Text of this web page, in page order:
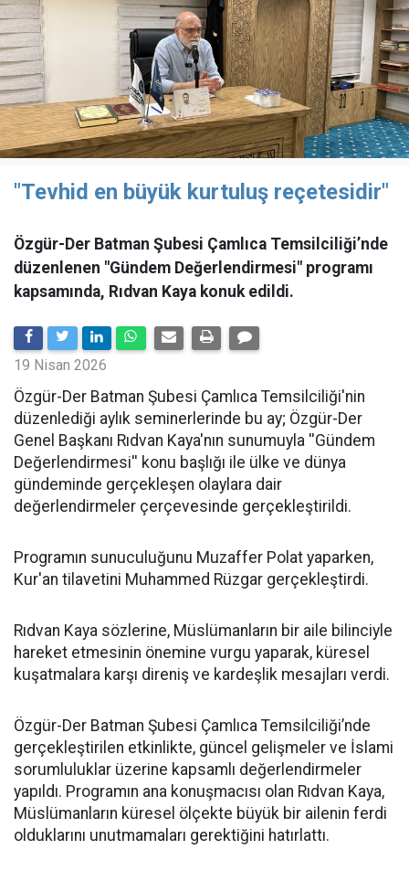
"Tevhid en büyük kurtuluş reçetesidir"
Özgür-Der Batman Şubesi Çamlıca Temsilciliği’nde
düzenlenen "Gündem Değerlendirmesi" programı
kapsamında, Rıdvan Kaya konuk edildi.
19 Nisan 2026
​Özgür-Der Batman Şubesi Çamlıca Temsilciliği'nin
düzenlediği aylık seminerlerinde bu ay; Özgür-Der
Genel Başkanı Rıdvan Kaya'nın sunumuyla ''Gündem
Değerlendirmesi'' konu başlığı ile ülke ve dünya
gündeminde gerçekleşen olaylara dair
değerlendirmeler çerçevesinde gerçekleştirildi.
Programın sunuculuğunu Muzaffer Polat yaparken,
Kur'an tilavetini Muhammed Rüzgar gerçekleştirdi.
Rıdvan Kaya sözlerine, Müslümanların bir aile bilinciyle
hareket etmesinin önemine vurgu yaparak, küresel
kuşatmalara karşı direniş ve kardeşlik mesajları verdi.
Özgür-Der Batman Şubesi Çamlıca Temsilciliği’nde
gerçekleştirilen etkinlikte, güncel gelişmeler ve İslami
sorumluluklar üzerine kapsamlı değerlendirmeler
yapıldı. Programın ana konuşmacısı olan Rıdvan Kaya,
Müslümanların küresel ölçekte büyük bir ailenin ferdi
olduklarını unutmamaları gerektiğini hatırlattı.